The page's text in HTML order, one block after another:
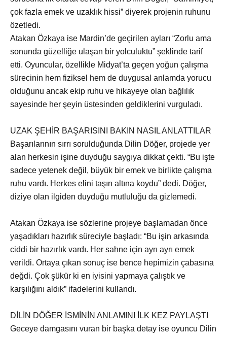
çok fazla emek ve uzaklık hissi” diyerek projenin ruhunu
özetledi.
Atakan Özkaya ise Mardin’de geçirilen ayları “Zorlu ama
sonunda güzelliğe ulaşan bir yolculuktu” şeklinde tarif
etti. Oyuncular, özellikle Midyat’ta geçen yoğun çalışma
sürecinin hem fiziksel hem de duygusal anlamda yorucu
olduğunu ancak ekip ruhu ve hikayeye olan bağlılık
sayesinde her şeyin üstesinden geldiklerini vurguladı.
UZAK ŞEHİR BAŞARISINI BAKIN NASIL ANLATTILAR
Başarılarının sırrı sorulduğunda Dilin Döğer, projede yer
alan herkesin işine duyduğu saygıya dikkat çekti. “Bu işte
sadece yetenek değil, büyük bir emek ve birlikte çalışma
ruhu vardı. Herkes elini taşın altına koydu” dedi. Döğer,
diziye olan ilgiden duyduğu mutluluğu da gizlemedi.
Atakan Özkaya ise sözlerine projeye başlamadan önce
yaşadıkları hazırlık süreciyle başladı: “Bu işin arkasında
ciddi bir hazırlık vardı. Her sahne için ayrı ayrı emek
verildi. Ortaya çıkan sonuç ise bence hepimizin çabasına
değdi. Çok şükür ki en iyisini yapmaya çalıştık ve
karşılığını aldık” ifadelerini kullandı.
DİLİN DÖĞER İSMİNİN ANLAMINI İLK KEZ PAYLAŞTI
Geceye damgasını vuran bir başka detay ise oyuncu Dilin